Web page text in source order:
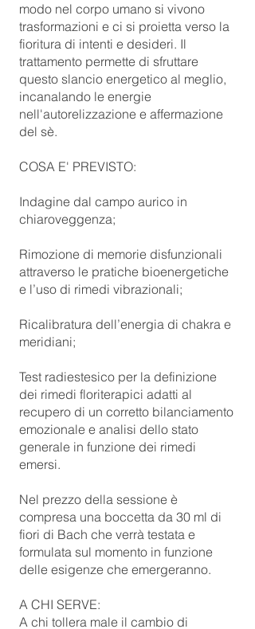
modo nel corpo umano si vivono
trasformazioni e ci si proietta verso la
fioritura di intenti e desideri. Il
trattamento permette di sfruttare
questo slancio energetico al meglio,
incanalando le energie
nell'autorelizzazione e affermazione
del sè.
COSA E' PREVISTO:
Indagine dal campo aurico in
chiaroveggenza;
Rimozione di memorie disfunzionali
attraverso le pratiche bioenergetiche
e l’uso di rimedi vibrazionali;
Ricalibratura dell’energia di chakra e
meridiani;
Test radiestesico per la definizione
dei rimedi floriterapici adatti al
recupero di un corretto bilanciamento
emozionale e analisi dello stato
generale in funzione dei rimedi
emersi.
Nel prezzo della sessione è
compresa una boccetta da 30 ml di
fiori di Bach che verrà testata e
formulata sul momento in funzione
delle esigenze che emergeranno.
A CHI SERVE:
A chi tollera male il cambio di